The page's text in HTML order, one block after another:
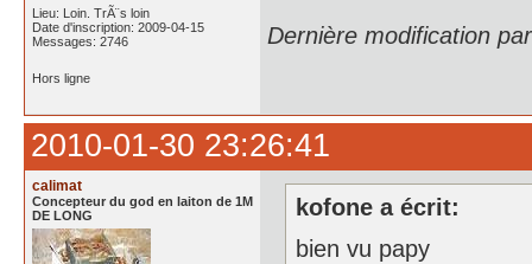
Lieu: Loin. TrÃ¨s loin
Date d'inscription: 2009-04-15
Messages: 2746
Dernière modification
Hors ligne
2010-01-30 23:26:41
calimat
Concepteur du god en laiton de 1M
DE LONG
kofone a écrit:
bien vu papy